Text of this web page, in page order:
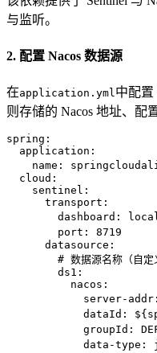
与监听。
2. 配置 Nacos 数据源
在application.yml中配置
则存储的 Nacos 地址、配
spring:
application:
name:
cloud:
sentinel:
transport:
dashboard:
port:
8719
datasource:
# 数据源名称（自定
ds1:
nacos:
server-addr:
dataId:
groupId:
data-type: